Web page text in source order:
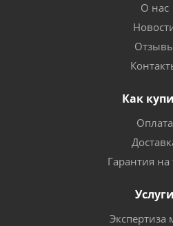
О нас
Как
Оплата
Гарантия на
Услуги
Экспертиза